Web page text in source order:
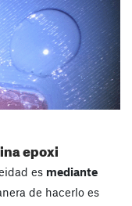
epoxi
es mediante
de hacerlo es